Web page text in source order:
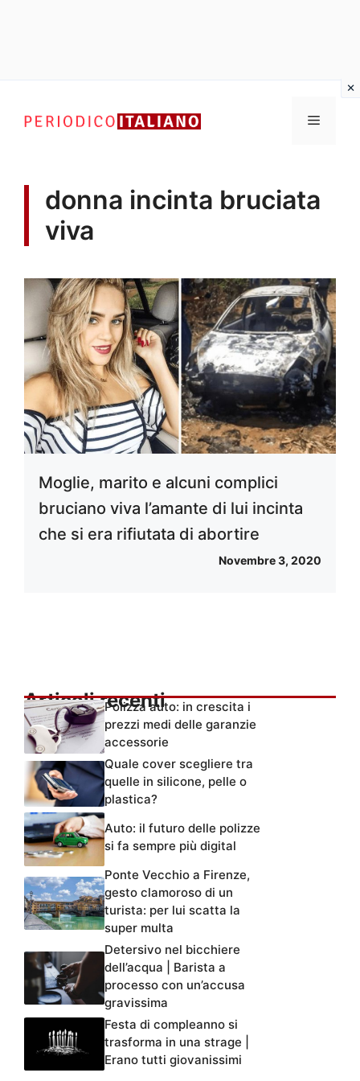
contenuto
Menu
donna incinta bruciata
viva
Moglie, marito e alcuni complici
bruciano viva l’amante di lui incinta
che si era rifiutata di abortire
Novembre 3, 2020
Articoli recentiPolizza auto: in crescita i
prezzi medi delle garanzie
accessorie
Quale cover scegliere tra
quelle in silicone, pelle o
plastica?
Auto: il futuro delle polizze
si fa sempre più digital
Ponte Vecchio a Firenze,
gesto clamoroso di un
turista: per lui scatta la
super multa
Detersivo nel bicchiere
dell’acqua | Barista a
processo con un’accusa
gravissima
Festa di compleanno si
trasforma in una strage |
Erano tutti giovanissimi